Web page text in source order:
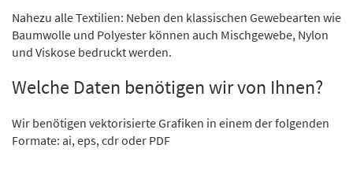
Nahezu alle Textilien: Neben den klassischen Gewebearten wie
Baumwolle und Polyester können auch Mischgewebe, Nylon
und Viskose bedruckt werden.
Welche Daten benötigen wir von Ihnen?
Wir benötigen vektorisierte Grafiken in einem der folgenden
Formate: ai, eps, cdr oder PDF